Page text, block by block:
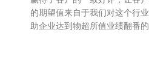
的期望值来自于我们对这个行
助企业达到物超所值业绩翻番的